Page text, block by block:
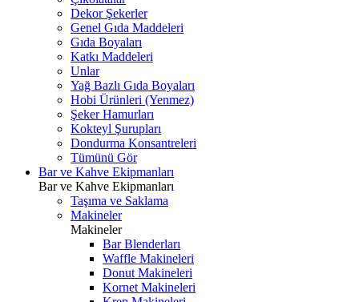
Dekor Şekerler
Genel Gıda Maddeleri
Gıda Boyaları
Katkı Maddeleri
Unlar
Yağ Bazlı Gıda Boyaları
Hobi Ürünleri (Yenmez)
Şeker Hamurları
Kokteyl Şurupları
Dondurma Konsantreleri
Tümünü Gör
Bar ve Kahve Ekipmanları
Bar ve Kahve Ekipmanları
Taşıma ve Saklama
Makineler
Makineler
Bar Blenderları
Waffle Makineleri
Donut Makineleri
Kornet Makineleri